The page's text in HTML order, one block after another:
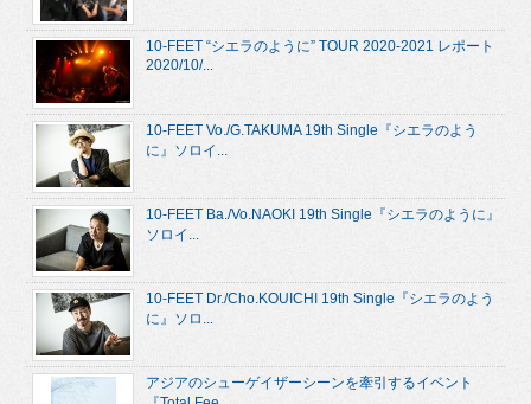
10-FEET “シエラのように” TOUR 2020-2021 レポート
2020/10/...
10-FEET Vo./G.TAKUMA 19th Single『シエラのよう
に』ソロイ...
10-FEET Ba./Vo.NAOKI 19th Single『シエラのように』
ソロイ...
10-FEET Dr./Cho.KOUICHI 19th Single『シエラのよう
に』ソロ...
アジアのシューゲイザーシーンを牽引するイベント